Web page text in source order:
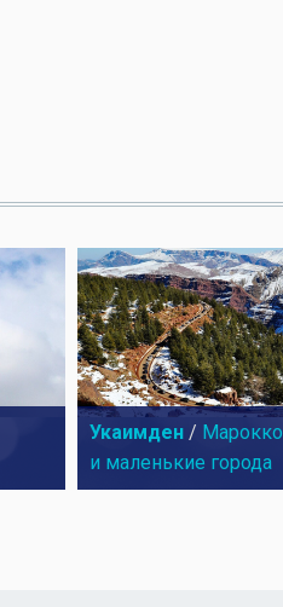
Укаимден / Марокко
и маленькие города